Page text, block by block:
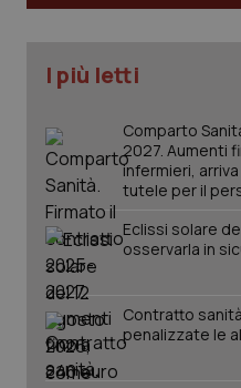
I più letti
Comparto
2027. Aumenti
infermieri,
tutele per il
Eclissi solare
osservarla in
Contratto
penalizzate le
tracking-sites-ironfish-
tracking-enable
tracking-sites-ironfish-
session-id